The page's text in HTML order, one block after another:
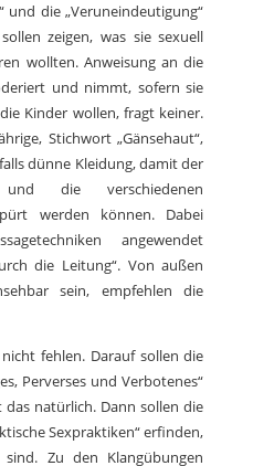
und die „Veruneindeutigung“
zeigen, was sie sexuell
wollten. Anweisung an die
und nimmt, sofern sie
Kinder wollen, fragt keiner.
Stichwort „Gänsehaut“,
dünne Kleidung, damit der
und die verschiedenen
werden können. Dabei
angewendet
die Leitung“. Von außen
sein, empfehlen die
fehlen. Darauf sollen die
Perverses und Verbotenes“
natürlich. Dann sollen die
Sexpraktiken“ erfinden,
Zu den Klangübungen